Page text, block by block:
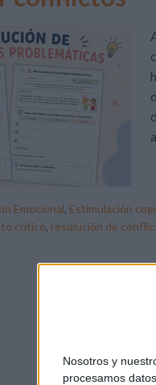
Nosotros y
procesamos
Emocional, Estimulación
crítico, resolución de